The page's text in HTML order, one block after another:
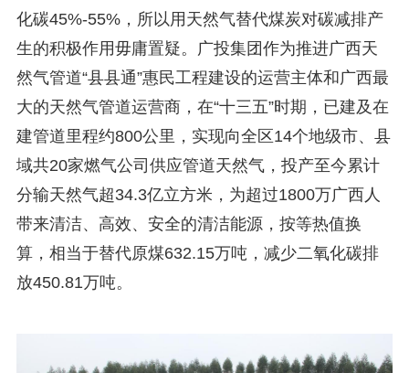
化碳45%-55%，所以用天然气替代煤炭对碳减排产
生的积极作用毋庸置疑。广投集团作为推进广西天
然气管道“县县通”惠民工程建设的运营主体和广西最
大的天然气管道运营商，在“十三五”时期，已建及在
建管道里程约800公里，实现向全区14个地级市、县
域共20家燃气公司供应管道天然气，投产至今累计
分输天然气超34.3亿立方米，为超过1800万广西人
带来清洁、高效、安全的清洁能源，按等热值换
算，相当于替代原煤632.15万吨，减少二氧化碳排
放450.81万吨。